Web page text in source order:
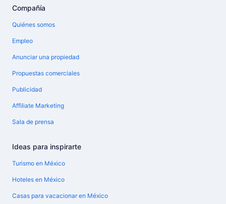
Compañía
Quiénes somos
Empleo
Anunciar una propiedad
Propuestas comerciales
Publicidad
Affiliate Marketing
Sala de prensa
Ideas para inspirarte
Turismo en México
Hoteles en México
Casas para vacacionar en México